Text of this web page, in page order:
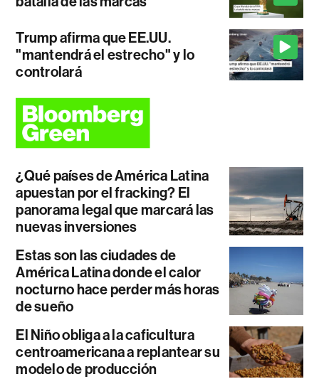
Trump afirma que EE.UU.
"mantendrá el estrecho" y lo
controlará
¿Qué países de América Latina
apuestan por el fracking? El
panorama legal que marcará las
nuevas inversiones
Estas son las ciudades de
América Latina donde el calor
nocturno hace perder más horas
de sueño
El Niño obliga a la caficultura
centroamericana a replantear su
modelo de producción